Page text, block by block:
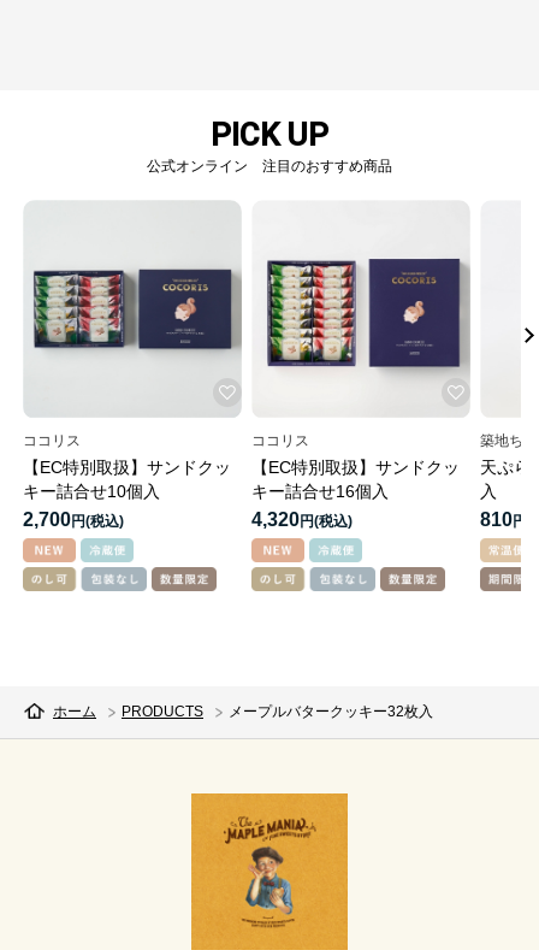
PICK UP
公式オンライン 注目のおすすめ商品
ココリス
【EC特別取扱】サンドクッ
キー詰合せ10個入
2,700円
ココリス
【EC特別取扱】サンドクッ
キー詰合せ16個入
4,320円
築地ち
天ぷら
入
810円
ホーム PRODUCTS メープルバタークッキー32枚入